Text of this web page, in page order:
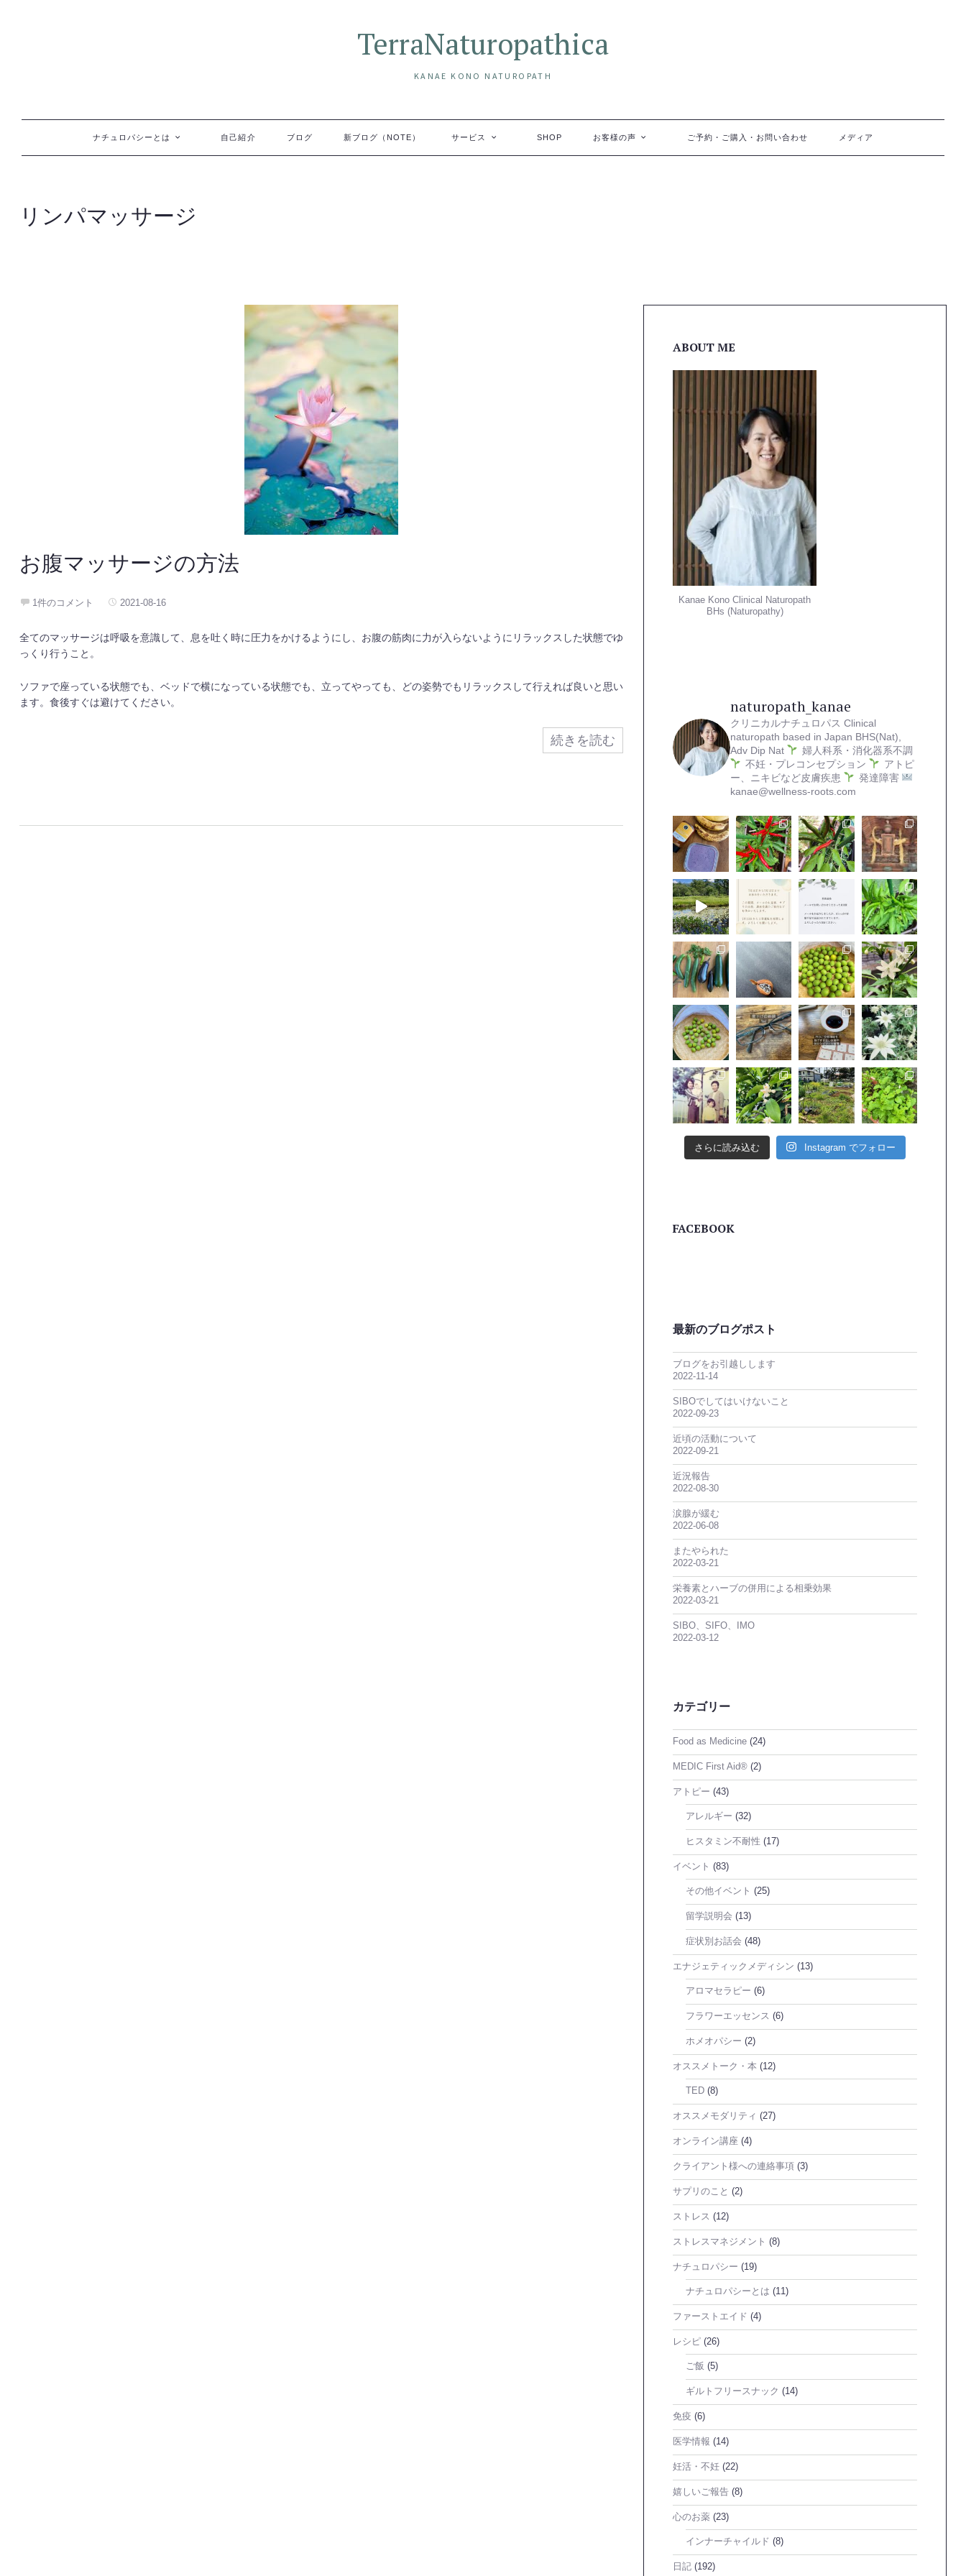
TerraNaturopathica
KANAE KONO NATUROPATH
コンテンツへ移動ナチュロパシーとは 自己紹介 ブログ 新ブログ（NOTE） サービス SHOP お客様の声 ご予約・ご購入・お問い合わせ メディア
リンパマッサージ
お腹マッサージの方法
1件のコメント 2021-08-16
全てのマッサージは呼吸を意識して、息を吐く時に圧力をかけるようにし、お腹の筋肉に力が入らないようにリラックスした状態でゆ
っくり行うこと。
ソファで座っている状態でも、ベッドで横になっている状態でも、立ってやっても、どの姿勢でもリラックスして行えれば良いと思い
ます。食後すぐは避けてください。
続きを読む
ABOUT ME
Kanae Kono Clinical Naturopath
BHs (Naturopathy)
naturopath_kanae
クリニカルナチュロパス Clinical
naturopath based in Japan BHS(Nat),
Adv Dip Nat
婦人科系・消化器系不調
不妊・プレコンセプション
アトピ
ー、ニキビなど皮膚疾患
発達障害
kanae@wellness-roots.com
さらに読み込む Instagram でフォロー
FACEBOOK
最新のブログポスト
ブログをお引越しします
2022-11-14
SIBOでしてはいけないこと
2022-09-23
近頃の活動について
2022-09-21
近況報告
2022-08-30
涙腺が緩む
2022-06-08
またやられた
2022-03-21
栄養素とハーブの併用による相乗効果
2022-03-21
SIBO、SIFO、IMO
2022-03-12
カテゴリー
Food as Medicine (24)
MEDIC First Aid® (2)
アトピー (43)
アレルギー (32)
ヒスタミン不耐性 (17)
イベント (83)
その他イベント (25)
留学説明会 (13)
症状別お話会 (48)
エナジェティックメディシン (13)
アロマセラピー (6)
フラワーエッセンス (6)
ホメオパシー (2)
オススメトーク・本 (12)
TED (8)
オススメモダリティ (27)
オンライン講座 (4)
クライアント様への連絡事項 (3)
サプリのこと (2)
ストレス (12)
ストレスマネジメント (8)
ナチュロパシー (19)
ナチュロパシーとは (11)
ファーストエイド (4)
レシピ (26)
ご飯 (5)
ギルトフリースナック (14)
免疫 (6)
医学情報 (14)
妊活・不妊 (22)
嬉しいご報告 (8)
心のお薬 (23)
インナーチャイルド (8)
日記 (192)